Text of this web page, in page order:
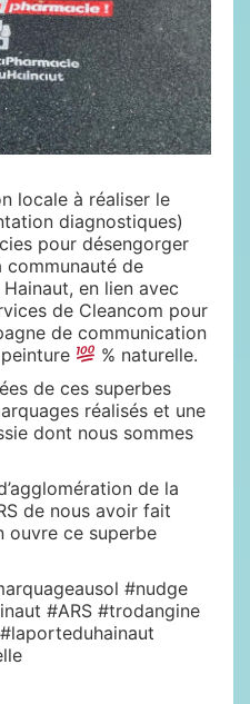
locale à réaliser le
diagnostiques)
pour désengorger
communauté de
en lien avec
de Cleancom pour
de communication
% naturelle.
de ces superbes
réalisés et une
dont nous sommes
de la
de nous avoir fait
ouvre ce superbe
#nudge
#ARS #trodangine